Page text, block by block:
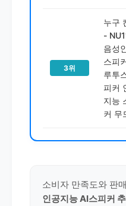
3위
누구
-
음성
스피
루투
피커
지능
커 무
소비자 만족도와 판
인공지능 AI스피커